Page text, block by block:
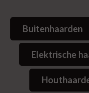
Buitenhaarden
Elektrische